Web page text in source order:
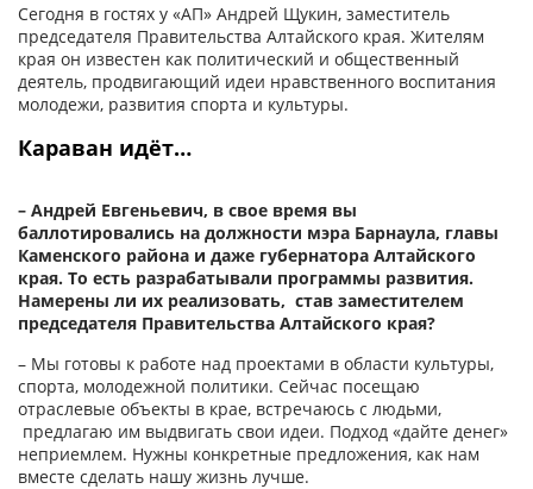
Сегодня в гостях у «АП» Андрей Щукин, заместитель
председателя Правительства Алтайского края. Жителям
края он известен как политический и общественный
деятель, продвигающий идеи нравственного воспитания
молодежи, развития спорта и культуры.
Караван идёт…
– Андрей Евгеньевич, в свое время вы
баллотировались на должности мэра Барнаула, главы
Каменского района и даже губернатора Алтайского
края. То есть разрабатывали программы развития.
Намерены ли их реализовать, став заместителем
председателя Правительства Алтайского края?
– Мы готовы к работе над проектами в области культуры,
спорта, молодежной политики. Сейчас посещаю
отраслевые объекты в крае, встречаюсь с людьми,
предлагаю им выдвигать свои идеи. Подход «дайте денег»
неприемлем. Нужны конкретные предложения, как нам
вместе сделать нашу жизнь лучше.